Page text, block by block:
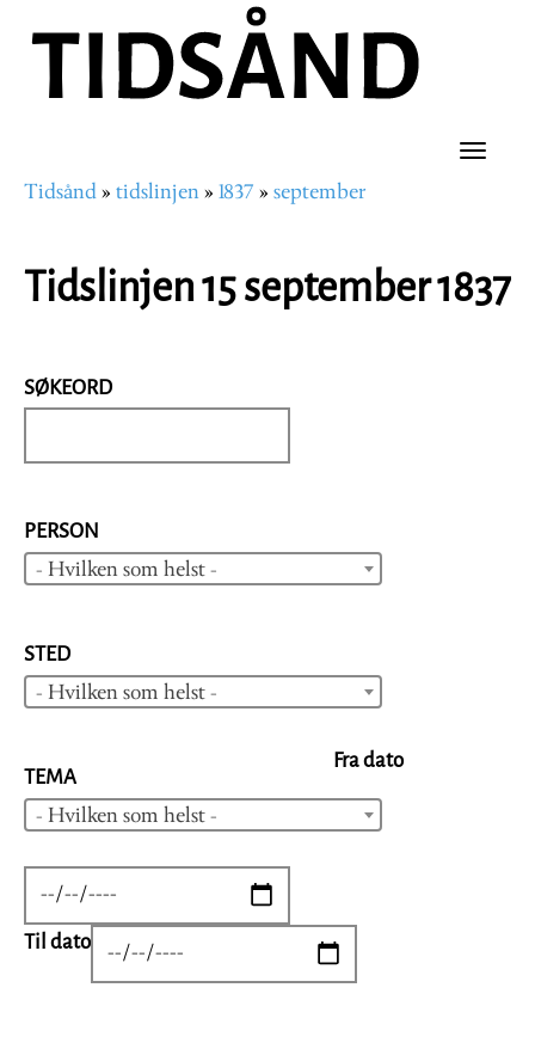
hovedinnhold
Toggle
Navigasjonssti
Tidsånd tidslinjen 1837 september
Tidslinjen 15 september 1837
SØKEORD
PERSON
- Hvilken som helst -
STED
- Hvilken som helst -
TEMA
- Hvilken som helst -
Fra dato
DATE
Til dato DATE